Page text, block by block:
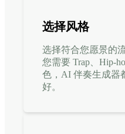
选择风格
选择符合您愿景的
您需要 Trap、Hip-
色，AI 伴奏生成器
好。